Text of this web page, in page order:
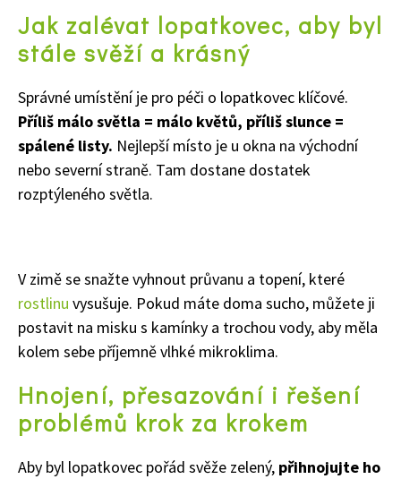
Jak zalévat lopatkovec, aby byl
stále svěží a krásný
Správné umístění je pro péči o lopatkovec klíčové.
Příliš málo světla = málo květů, příliš slunce =
spálené listy. Nejlepší místo je u okna na východní
nebo severní straně. Tam dostane dostatek
rozptýleného světla.
V zimě se snažte vyhnout průvanu a topení, které
rostlinu vysušuje. Pokud máte doma sucho, můžete ji
postavit na misku s kamínky a trochou vody, aby měla
kolem sebe příjemně vlhké mikroklima.
Hnojení, přesazování i řešení
problémů krok za krokem
Aby byl lopatkovec pořád svěže zelený, přihnojujte ho